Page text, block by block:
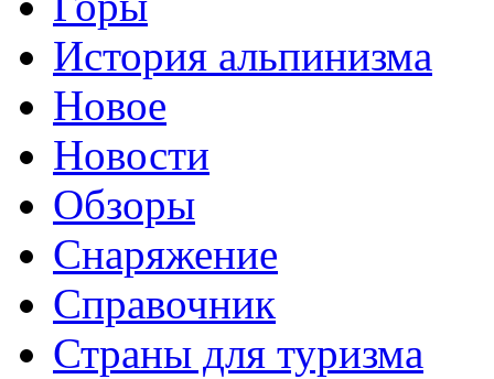
История альпинизма
Новое
Новости
Обзоры
Снаряжение
Справочник
Страны для туризма